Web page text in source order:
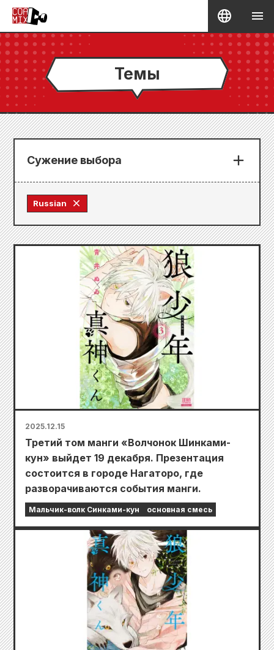
Темы
Сужение выбора
Russian
2025.12.15
Третий том манги «Волчонок Шинками-
кун» выйдет 19 декабря. Презентация
состоится в городе Нагаторо, где
разворачиваются события манги.
Мальчик-волк Синками-кун основная смесь